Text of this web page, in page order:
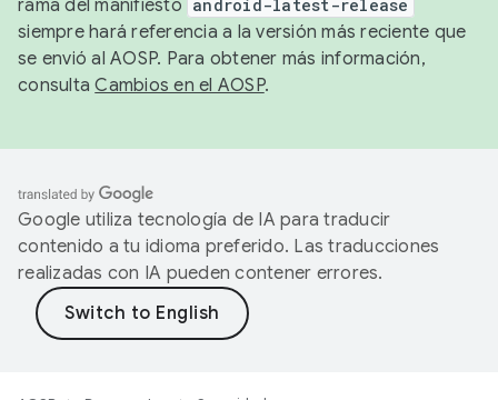
rama del manifiesto android-latest-release
siempre hará referencia a la versión más reciente que
se envió al AOSP. Para obtener más información,
consultaCambios en el AOSP.
Google utiliza tecnología de IA para traducir
contenido a tu idioma preferido. Las traducciones
realizadas con IA pueden contener errores.